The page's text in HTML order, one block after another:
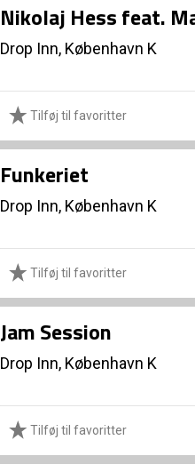
Nikolaj Hess feat.
Drop Inn, København K
Tilføj til favoritter
Funkeriet
Drop Inn, København K
Tilføj til favoritter
Jam Session
Drop Inn, København K
Tilføj til favoritter